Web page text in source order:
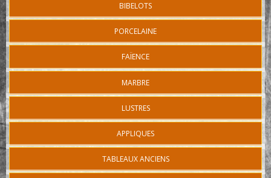
BIBELOTS
PORCELAINE
FAÏENCE
MARBRE
LUSTRES
APPLIQUES
TABLEAUX ANCIENS